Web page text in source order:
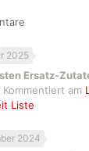
2025
Ersatz-
Kommentiert am
Liste
2024